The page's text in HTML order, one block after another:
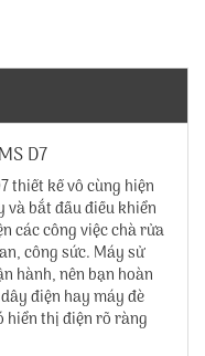
D7
thiết kế vô cùng hiện
và bắt đầu điều khiển
các công việc chà rửa
công sức. Máy sử
hành, nên bạn hoàn
điện hay máy đè
hiển thị điện rõ ràng